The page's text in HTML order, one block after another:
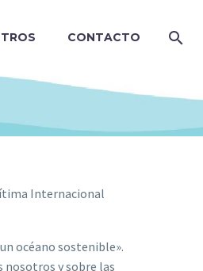
CONTACTO
Internacional
océano sostenible».
nosotros y sobre las